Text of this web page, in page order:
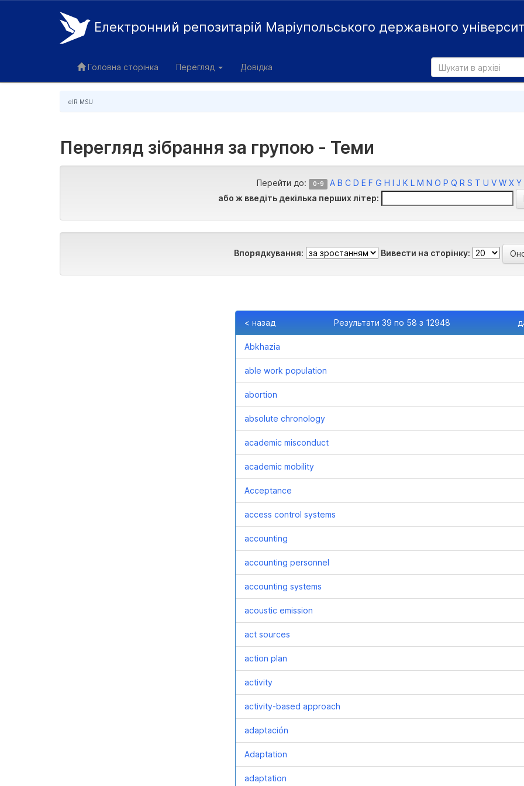
Електронний репозитарій Маріупольського державного
Головна сторінка Перегляд Довідка
eIR MSU
Перегляд зібрання за групою - Теми
Перейти до: 0-9 A B C D E F G H I J K L M N O P Q R S T U V W X Y
або ж введіть декілька перших літер:
Впорядкування: Вивести на сторінку:
Результати 39 по 58 з 12948
< назад
Abkhazia
able work population
abortion
absolute chronology
academic misconduct
academic mobility
Acceptance
access control systems
accounting
accounting personnel
accounting systems
acoustic emission
act sources
action plan
activity
activity-based approach
adaptación
Adaptation
adaptation